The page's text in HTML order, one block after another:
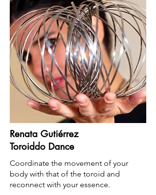
Renata Gutiérrez
Toroiddo Dance
Coordinate the movement of your
body with that of the toroid and
reconnect with your essence.